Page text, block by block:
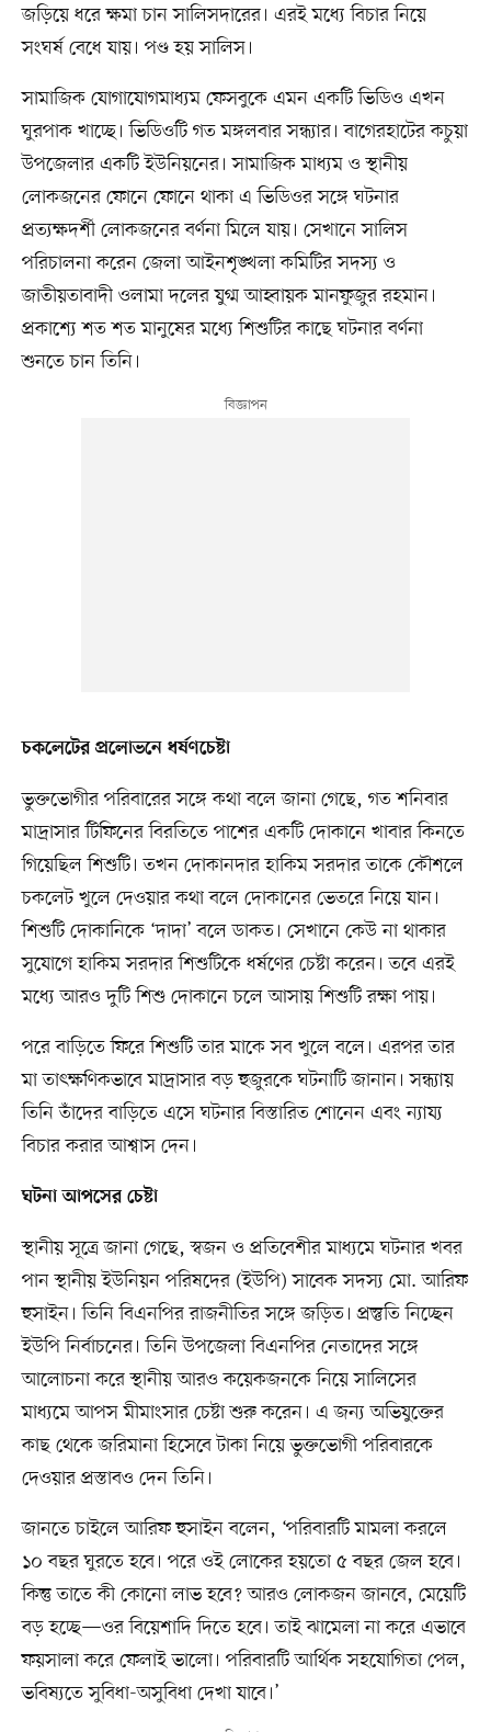
জড়িয়ে ধরে ক্ষমা চান সালিসদারের। এরই মধ্যে বিচার নিয়ে
সংঘর্ষ বেধে যায়। পণ্ড হয় সালিস।
সামাজিক যোগাযোগমাধ্যম ফেসবুকে এমন একটি ভিডিও এখন
ঘুরপাক খাচ্ছে। ভিডিওটি গত মঙ্গলবার সন্ধ্যার। বাগেরহাটের কচুয়া
উপজেলার একটি ইউনিয়নের। সামাজিক মাধ্যম ও স্থানীয়
লোকজনের ফোনে ফোনে থাকা এ ভিডিওর সঙ্গে ঘটনার
প্রত্যক্ষদর্শী লোকজনের বর্ণনা মিলে যায়। সেখানে সালিস
পরিচালনা করেন জেলা আইনশৃঙ্খলা কমিটির সদস্য ও
জাতীয়তাবাদী ওলামা দলের যুগ্ম আহ্বায়ক মানফুজুর রহমান।
প্রকাশ্যে শত শত মানুষের মধ্যে শিশুটির কাছে ঘটনার বর্ণনা
শুনতে চান তিনি।
চকলেটের প্রলোভনে ধর্ষণচেষ্টা
ভুক্তভোগীর পরিবারের সঙ্গে কথা বলে জানা গেছে, গত শনিবার
মাদ্রাসার টিফিনের বিরতিতে পাশের একটি দোকানে খাবার কিনতে
গিয়েছিল শিশুটি। তখন দোকানদার হাকিম সরদার তাকে কৌশলে
চকলেট খুলে দেওয়ার কথা বলে দোকানের ভেতরে নিয়ে যান।
শিশুটি দোকানিকে ‘দাদা’ বলে ডাকত। সেখানে কেউ না থাকার
সুযোগে হাকিম সরদার শিশুটিকে ধর্ষণের চেষ্টা করেন। তবে এরই
মধ্যে আরও দুটি শিশু দোকানে চলে আসায় শিশুটি রক্ষা পায়।
পরে বাড়িতে ফিরে শিশুটি তার মাকে সব খুলে বলে। এরপর তার
মা তাৎক্ষণিকভাবে মাদ্রাসার বড় হুজুরকে ঘটনাটি জানান। সন্ধ্যায়
তিনি তাঁদের বাড়িতে এসে ঘটনার বিস্তারিত শোনেন এবং ন্যায্য
বিচার করার আশ্বাস দেন।
ঘটনা আপসের চেষ্টা
স্থানীয় সূত্রে জানা গেছে, স্বজন ও প্রতিবেশীর মাধ্যমে ঘটনার খবর
পান স্থানীয় ইউনিয়ন পরিষদের (ইউপি) সাবেক সদস্য মো. আরিফ
হুসাইন। তিনি বিএনপির রাজনীতির সঙ্গে জড়িত। প্রস্তুতি নিচ্ছেন
ইউপি নির্বাচনের। তিনি উপজেলা বিএনপির নেতাদের সঙ্গে
আলোচনা করে স্থানীয় আরও কয়েকজনকে নিয়ে সালিসের
মাধ্যমে আপস মীমাংসার চেষ্টা শুরু করেন। এ জন্য অভিযুক্তের
কাছ থেকে জরিমানা হিসেবে টাকা নিয়ে ভুক্তভোগী পরিবারকে
দেওয়ার প্রস্তাবও দেন তিনি।
জানতে চাইলে আরিফ হুসাইন বলেন, ‘পরিবারটি মামলা করলে
১০ বছর ঘুরতে হবে। পরে ওই লোকের হয়তো ৫ বছর জেল হবে।
কিন্তু তাতে কী কোনো লাভ হবে? আরও লোকজন জানবে, মেয়েটি
বড় হচ্ছে—ওর বিয়েশাদি দিতে হবে। তাই ঝামেলা না করে এভাবে
ফয়সালা করে ফেলাই ভালো। পরিবারটি আর্থিক সহযোগিতা পেল,
ভবিষ্যতে সুবিধা-অসুবিধা দেখা যাবে।’